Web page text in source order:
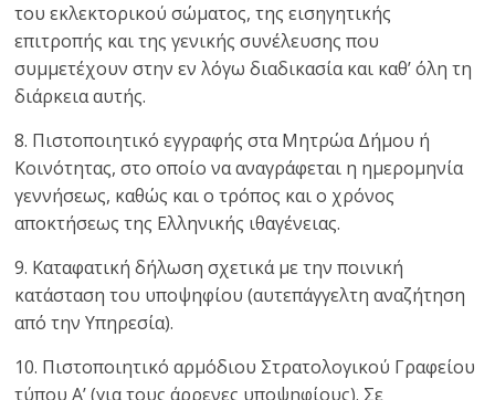
του εκλεκτορικού σώματος, της εισηγητικής
επιτροπής και της γενικής συνέλευσης που
συμμετέχουν στην εν λόγω διαδικασία και καθ’ όλη τη
διάρκεια αυτής.
8. Πιστοποιητικό εγγραφής στα Μητρώα Δήμου ή
Κοινότητας, στο οποίο να αναγράφεται η ημερομηνία
γεννήσεως, καθώς και ο τρόπος και ο χρόνος
αποκτήσεως της Ελληνικής ιθαγένειας.
9. Καταφατική δήλωση σχετικά με την ποινική
κατάσταση του υποψηφίου (αυτεπάγγελτη αναζήτηση
από την Υπηρεσία).
10. Πιστοποιητικό αρμόδιου Στρατολογικού Γραφείου
τύπου Α’ (για τους άρρενες υποψηφίους). Σε